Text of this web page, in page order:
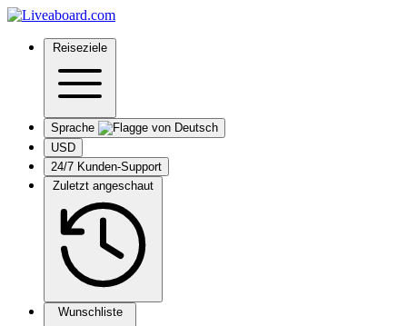
Reiseziele
Sprache
USD
24/7 Kunden-Support
Zuletzt angeschaut
Wunschliste